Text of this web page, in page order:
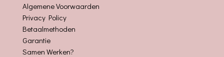
Algemene Voorwaarden
Privacy Policy
Betaalmethoden
Garantie
Samen Werken?